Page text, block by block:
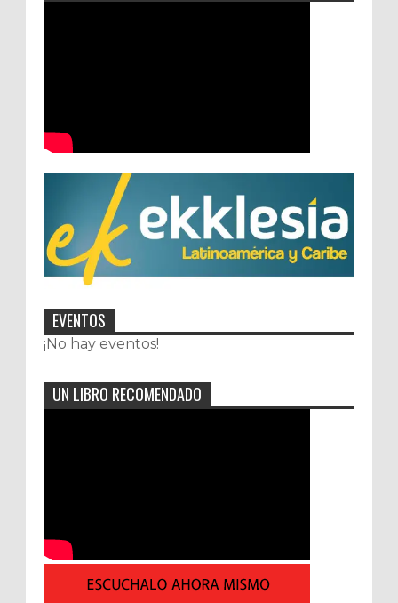
EVENTOS
¡No hay eventos!
UN LIBRO RECOMENDADO